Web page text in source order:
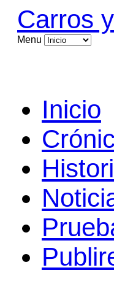
Carros
Menu
Inicio